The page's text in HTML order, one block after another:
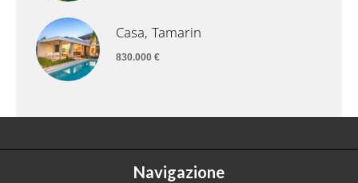
Casa, Tamarin
830.000 €
Navigazione